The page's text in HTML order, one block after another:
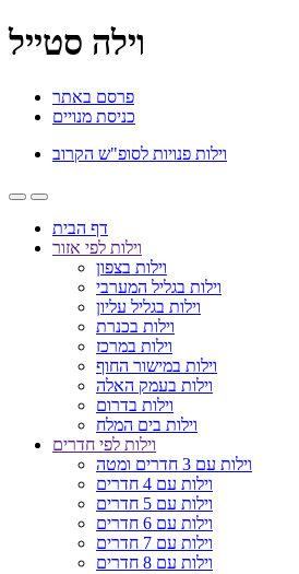
וילה סטייל
פרסם באתר
כניסת מנויים
וילות פנויות לסופ"ש הקרוב
דף הבית
וילות לפי אזור
וילות בצפון
וילות בגליל המערבי
וילות בגליל עליון
וילות בכנרת
וילות במרכז
וילות במישור החוף
וילות בעמק האלה
וילות בדרום
וילות בים המלח
וילות לפי חדרים
וילות עם 3 חדרים ומטה
וילות עם 4 חדרים
וילות עם 5 חדרים
וילות עם 6 חדרים
וילות עם 7 חדרים
וילות עם 8 חדרים